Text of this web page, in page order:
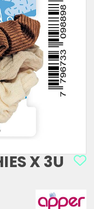
X 3U